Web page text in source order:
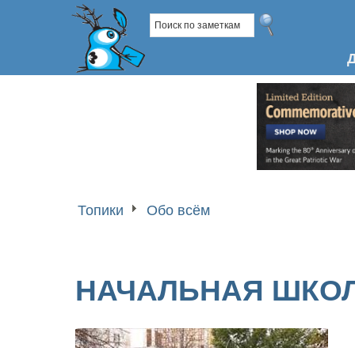
Топики Обо всём
НАЧАЛЬНАЯ